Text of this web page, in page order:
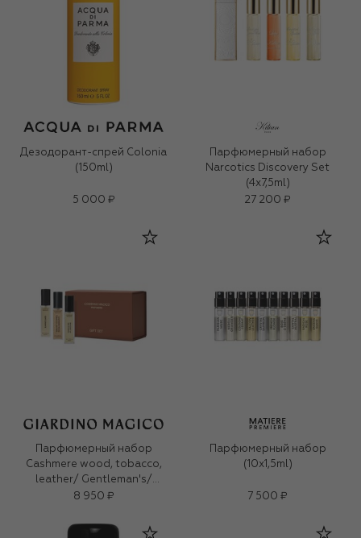
Дезодорант-спрей Colonia
(150ml)
5 000 ₽
Парфюмерный набор
Narcotics Discovery Set
(4x7,5ml)
27 200 ₽
Парфюмерный набор
Cashmere wood, tobacco,
leather/ Gentleman's/
Bouquet di gelsomino (3x15ml)
8 950 ₽
Парфюмерный набор
(10x1,5ml)
7 500 ₽